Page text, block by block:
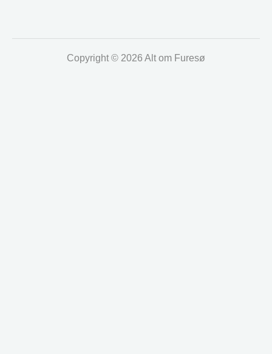
Copyright © 2026 Alt om Furesø